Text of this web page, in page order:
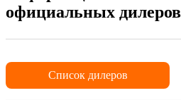
официальных
Список дилеров